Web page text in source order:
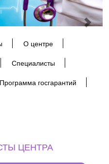
Next
О центре
Специалисты
Программа госгарантий
ЦЕНТРА